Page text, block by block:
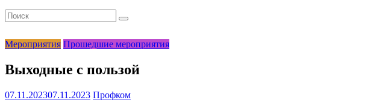
Мероприятия Прошедшие мероприятия
Выходные с пользой
07.11.202307.11.2023 Профком